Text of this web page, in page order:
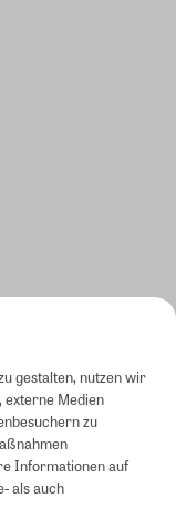
gestalten, nutzen wir
externe Medien
zu
Informationen auf
als auch